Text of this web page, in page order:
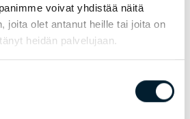
voivat yhdistää näitä
joita olet antanut heille tai joita on
heidän palvelujaan.